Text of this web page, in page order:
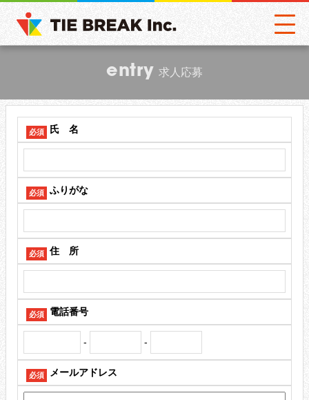
entry 求人応募
氏 名
必須
ふりがな
必須
住 所
必須
電話番号
必須
- -
メールアドレス
必須